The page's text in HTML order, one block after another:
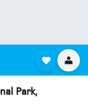
Park,